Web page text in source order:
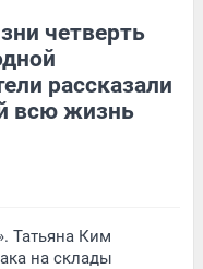
четверть
рассказали
всю жизнь
Татьяна Ким
на склады